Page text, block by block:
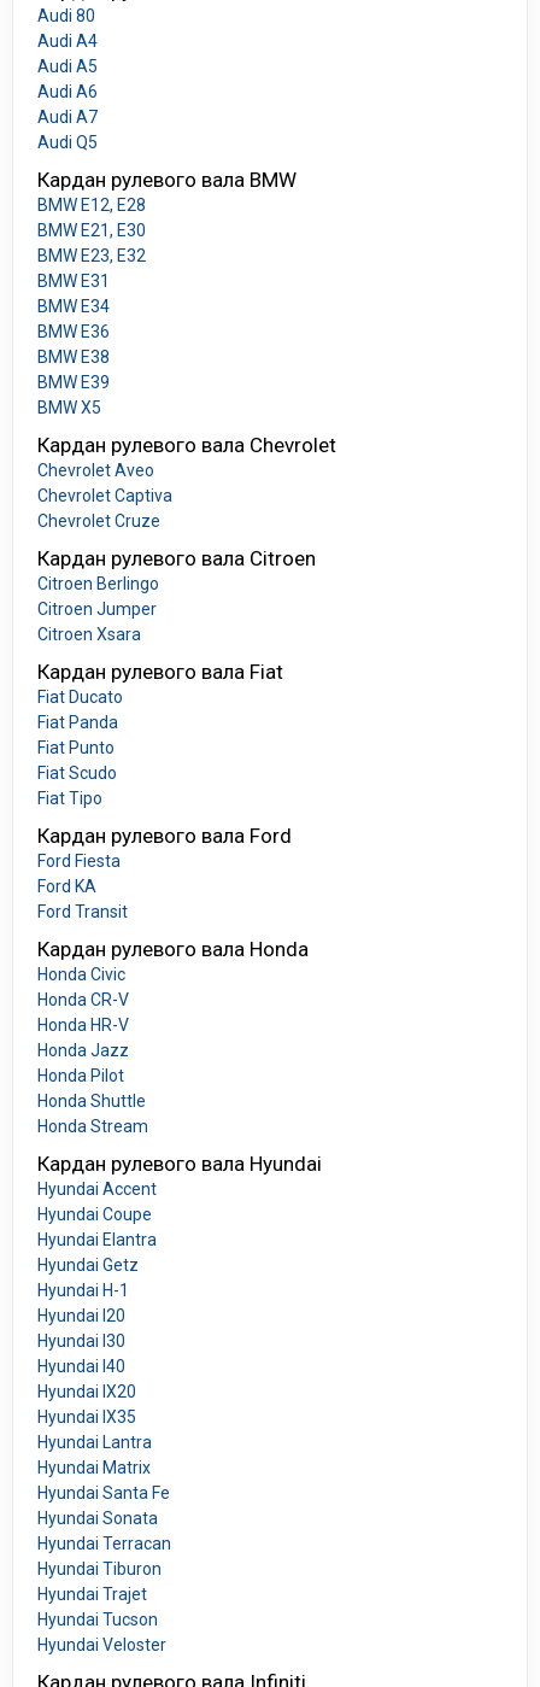
Audi 80
Audi A4
Audi A5
Audi A6
Audi A7
Audi Q5
Кардан рулевого вала BMW
BMW E12, E28
BMW E21, E30
BMW E23, E32
BMW E31
BMW E34
BMW E36
BMW E38
BMW E39
BMW X5
Кардан рулевого вала Chevrolet
Chevrolet Aveo
Chevrolet Captiva
Chevrolet Cruze
Кардан рулевого вала Citroen
Citroen Berlingo
Citroen Jumper
Citroen Xsara
Кардан рулевого вала Fiat
Fiat Ducato
Fiat Panda
Fiat Punto
Fiat Scudo
Fiat Tipo
Кардан рулевого вала Ford
Ford Fiesta
Ford KA
Ford Transit
Кардан рулевого вала Honda
Honda Civic
Honda CR-V
Honda HR-V
Honda Jazz
Honda Pilot
Honda Shuttle
Honda Stream
Кардан рулевого вала Hyundai
Hyundai Accent
Hyundai Coupe
Hyundai Elantra
Hyundai Getz
Hyundai H-1
Hyundai I20
Hyundai I30
Hyundai I40
Hyundai IX20
Hyundai IX35
Hyundai Lantra
Hyundai Matrix
Hyundai Santa Fe
Hyundai Sonata
Hyundai Terracan
Hyundai Tiburon
Hyundai Trajet
Hyundai Tucson
Hyundai Veloster